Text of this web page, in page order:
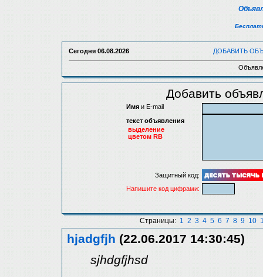
Сегодня 06.08.2026 ДОБАВИТЬ
Добавить
Имя и E-mail
текст объявления
выделение
цветом RB
Защитный код:
Напишите код цифрами:
Страницы: 1 2 3 4 5 6 7 8 9 10
hjadgfjh (22.06.2017 14:30:45)
sjhdgfjhsd